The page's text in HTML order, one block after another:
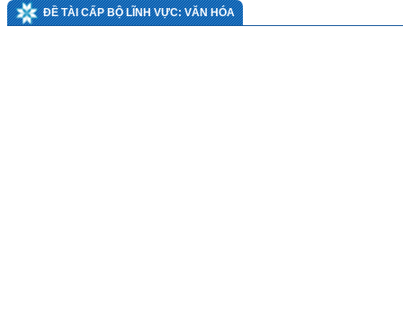
ĐỀ TÀI CẤP BỘ LĨNH VỰC: VĂN HÓA